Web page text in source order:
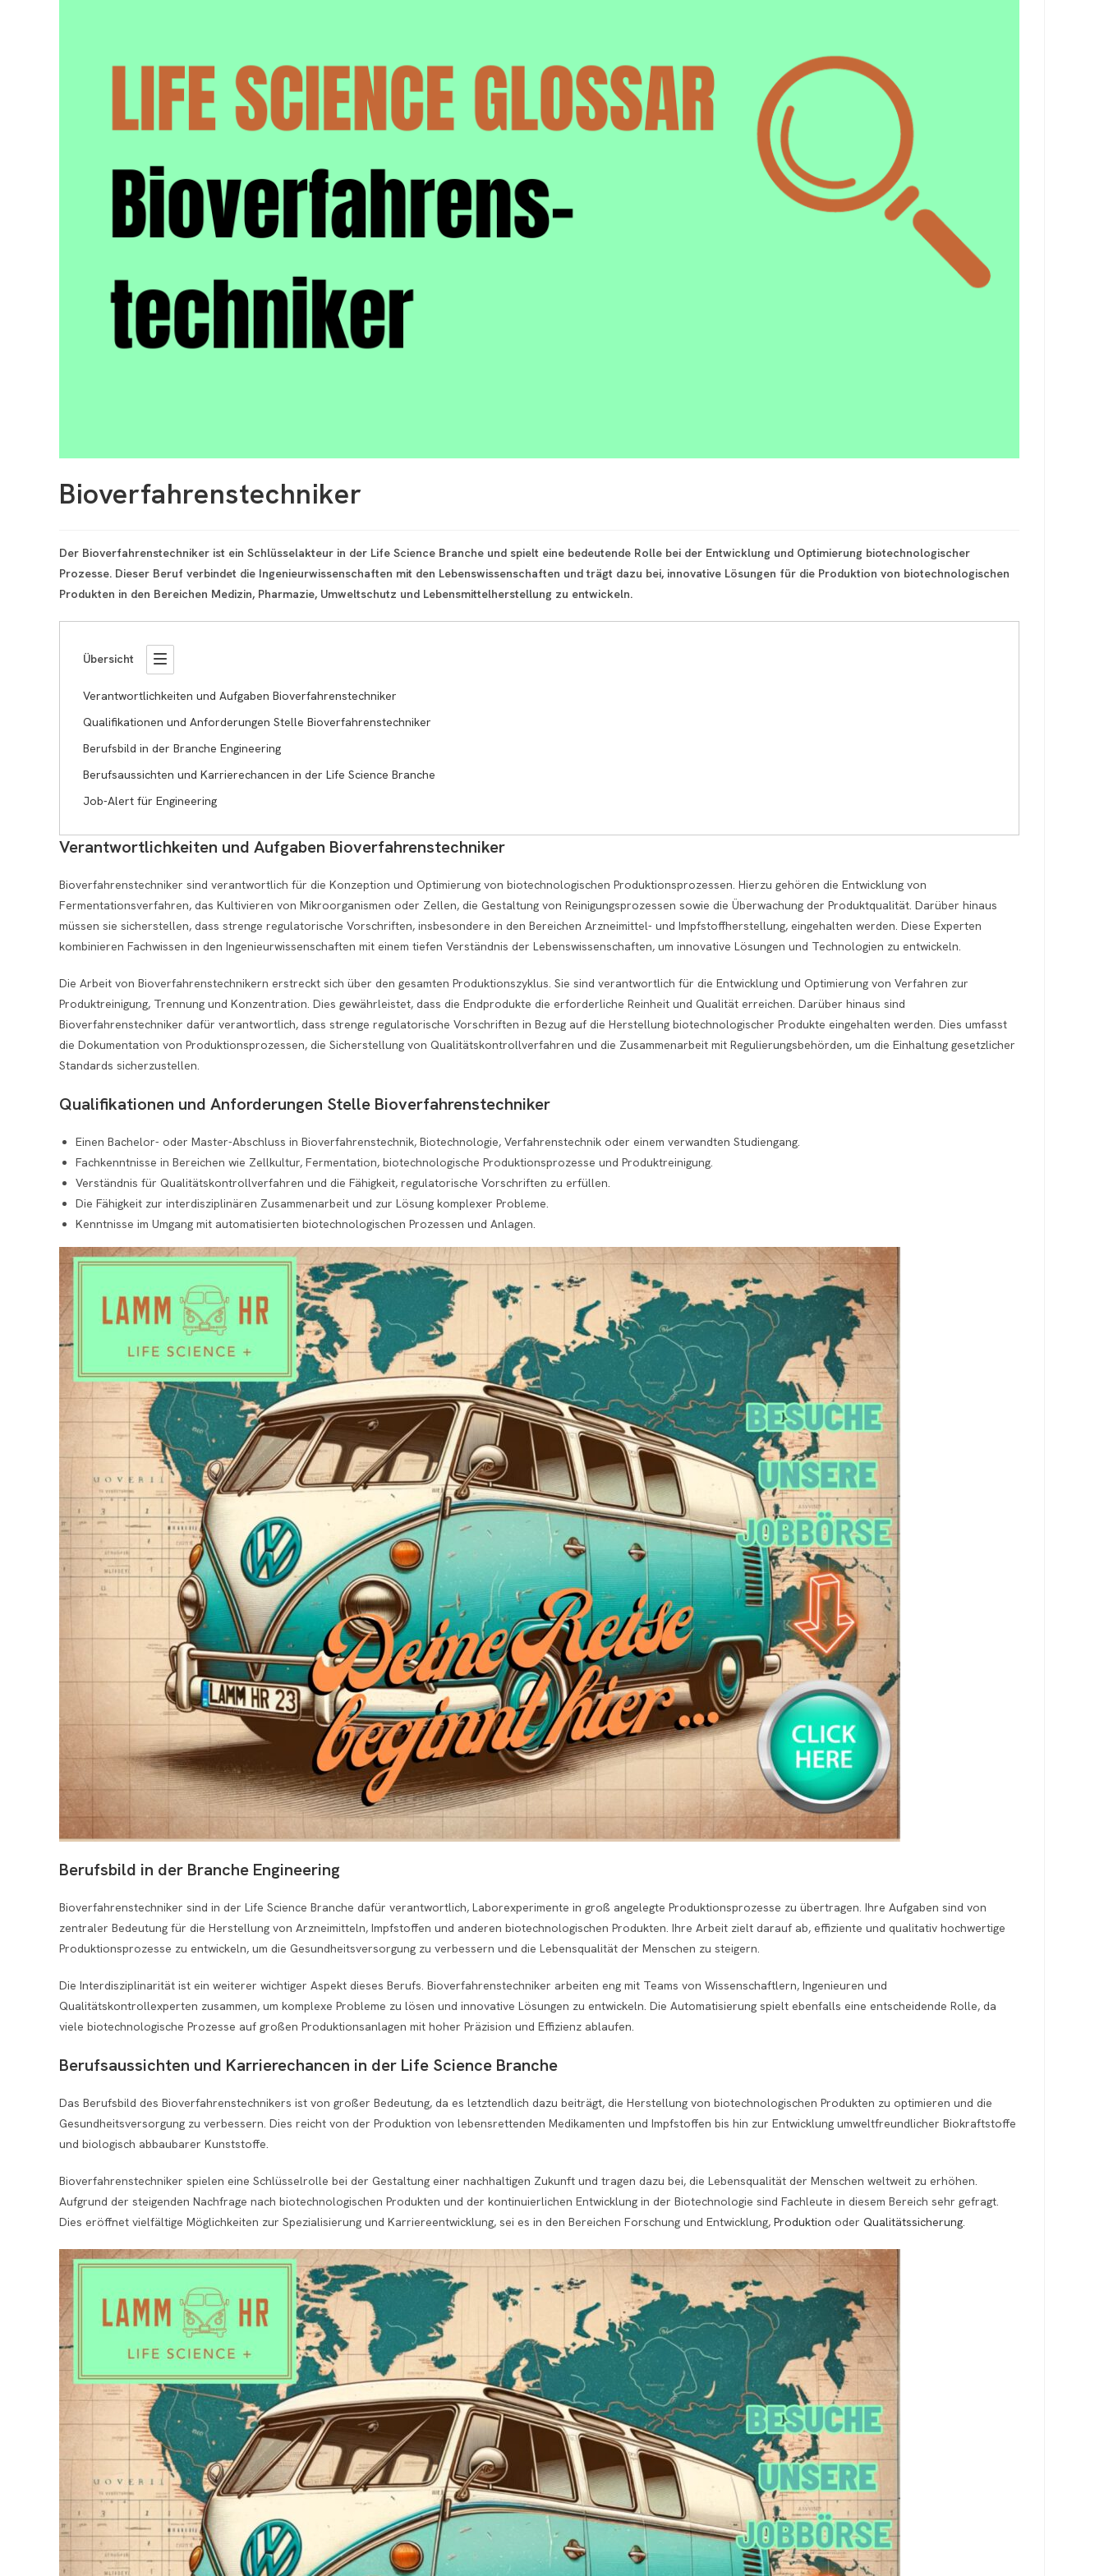
Bioverfahrenstechniker
Der Bioverfahrenstechniker ist ein Schlüsselakteur in der Life Science Branche und spielt eine bedeutende Rolle bei der Entwicklung und Optimierung biotechnologischer
Prozesse. Dieser Beruf verbindet die Ingenieurwissenschaften mit den Lebenswissenschaften und trägt dazu bei, innovative Lösungen für die Produktion von biotechnologischen
Produkten in den Bereichen Medizin, Pharmazie, Umweltschutz und Lebensmittelherstellung zu entwickeln.
Übersicht
Verantwortlichkeiten und Aufgaben Bioverfahrenstechniker
Qualifikationen und Anforderungen Stelle Bioverfahrenstechniker
Berufsbild in der Branche Engineering
Berufsaussichten und Karrierechancen in der Life Science Branche
Job-Alert für Engineering
Verantwortlichkeiten und Aufgaben Bioverfahrenstechniker
Bioverfahrenstechniker sind verantwortlich für die Konzeption und Optimierung von biotechnologischen Produktionsprozessen. Hierzu gehören die Entwicklung von
Fermentationsverfahren, das Kultivieren von Mikroorganismen oder Zellen, die Gestaltung von Reinigungsprozessen sowie die Überwachung der Produktqualität. Darüber hinaus
müssen sie sicherstellen, dass strenge regulatorische Vorschriften, insbesondere in den Bereichen Arzneimittel- und Impfstoffherstellung, eingehalten werden. Diese Experten
kombinieren Fachwissen in den Ingenieurwissenschaften mit einem tiefen Verständnis der Lebenswissenschaften, um innovative Lösungen und Technologien zu entwickeln.
Die Arbeit von Bioverfahrenstechnikern erstreckt sich über den gesamten Produktionszyklus. Sie sind verantwortlich für die Entwicklung und Optimierung von Verfahren zur
Produktreinigung, Trennung und Konzentration. Dies gewährleistet, dass die Endprodukte die erforderliche Reinheit und Qualität erreichen. Darüber hinaus sind
Bioverfahrenstechniker dafür verantwortlich, dass strenge regulatorische Vorschriften in Bezug auf die Herstellung biotechnologischer Produkte eingehalten werden. Dies umfasst
die Dokumentation von Produktionsprozessen, die Sicherstellung von Qualitätskontrollverfahren und die Zusammenarbeit mit Regulierungsbehörden, um die Einhaltung gesetzlicher
Standards sicherzustellen.
Qualifikationen und Anforderungen Stelle Bioverfahrenstechniker
Einen Bachelor- oder Master-Abschluss in Bioverfahrenstechnik, Biotechnologie, Verfahrenstechnik oder einem verwandten Studiengang.
Fachkenntnisse in Bereichen wie Zellkultur, Fermentation, biotechnologische Produktionsprozesse und Produktreinigung.
Verständnis für Qualitätskontrollverfahren und die Fähigkeit, regulatorische Vorschriften zu erfüllen.
Die Fähigkeit zur interdisziplinären Zusammenarbeit und zur Lösung komplexer Probleme.
Kenntnisse im Umgang mit automatisierten biotechnologischen Prozessen und Anlagen.
Berufsbild in der Branche Engineering
Bioverfahrenstechniker sind in der Life Science Branche dafür verantwortlich, Laborexperimente in groß angelegte Produktionsprozesse zu übertragen. Ihre Aufgaben sind von
zentraler Bedeutung für die Herstellung von Arzneimitteln, Impfstoffen und anderen biotechnologischen Produkten. Ihre Arbeit zielt darauf ab, effiziente und qualitativ hochwertige
Produktionsprozesse zu entwickeln, um die Gesundheitsversorgung zu verbessern und die Lebensqualität der Menschen zu steigern.
Die Interdisziplinarität ist ein weiterer wichtiger Aspekt dieses Berufs. Bioverfahrenstechniker arbeiten eng mit Teams von Wissenschaftlern, Ingenieuren und
Qualitätskontrollexperten zusammen, um komplexe Probleme zu lösen und innovative Lösungen zu entwickeln. Die Automatisierung spielt ebenfalls eine entscheidende Rolle, da
viele biotechnologische Prozesse auf großen Produktionsanlagen mit hoher Präzision und Effizienz ablaufen.
Berufsaussichten und Karrierechancen in der Life Science Branche
Das Berufsbild des Bioverfahrenstechnikers ist von großer Bedeutung, da es letztendlich dazu beiträgt, die Herstellung von biotechnologischen Produkten zu optimieren und die
Gesundheitsversorgung zu verbessern. Dies reicht von der Produktion von lebensrettenden Medikamenten und Impfstoffen bis hin zur Entwicklung umweltfreundlicher Biokraftstoffe
und biologisch abbaubarer Kunststoffe.
Bioverfahrenstechniker spielen eine Schlüsselrolle bei der Gestaltung einer nachhaltigen Zukunft und tragen dazu bei, die Lebensqualität der Menschen weltweit zu erhöhen.
Aufgrund der steigenden Nachfrage nach biotechnologischen Produkten und der kontinuierlichen Entwicklung in der Biotechnologie sind Fachleute in diesem Bereich sehr gefragt.
Dies eröffnet vielfältige Möglichkeiten zur Spezialisierung und Karriereentwicklung, sei es in den Bereichen Forschung und Entwicklung, Produktion oder Qualitätssicherung.